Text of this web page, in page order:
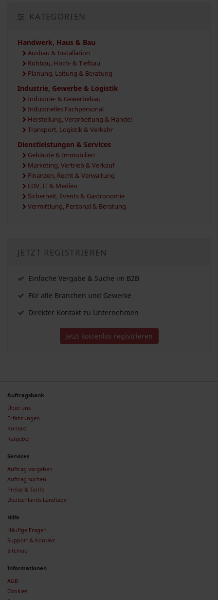
KATEGORIEN
Handwerk, Haus & Bau
Ausbau & Installation
Rohbau, Hoch- & Tiefbau
Planung, Leitung & Beratung
Industrie, Gewerbe & Logistik
Industrie- & Gewerbebau
Industrielles Fachpersonal
Herstellung, Verarbeitung & Handel
Transport, Logistik & Verkehr
Dienstleistungen & Services
Gebäude & Immobilien
Marketing, Vertrieb & Verkauf
Finanzen, Recht & Verwaltung
EDV, IT & Medien
Sicherheit, Events & Gastronomie
Vermittlung, Personal & Beratung
JETZT REGISTRIEREN
Einfache Vergabe & Suche im B2B
Für alle Branchen und Gewerke
Direkter Kontakt zu Unternehmen
Jetzt kostenlos registrieren
Auftragsbank
Über uns
Erfahrungen
Kontakt
Ratgeber
Services
Auftrag vergeben
Auftrag suchen
Preise & Tarife
Deutschlands Landtage
Hilfe
Häufige Fragen
Support & Kontakt
Sitemap
Informationen
AGB
Cookies